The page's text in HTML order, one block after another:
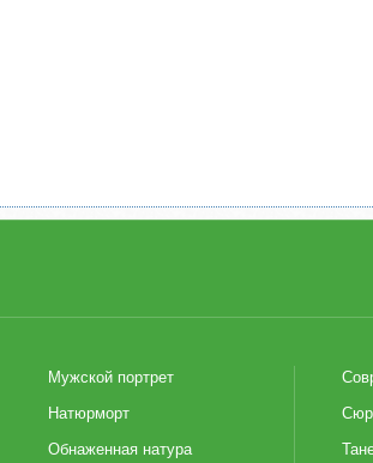
Мужской портрет
Натюрморт
Обнаженная натура